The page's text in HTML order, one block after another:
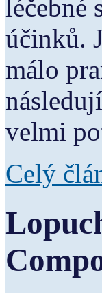
léčebné
účinků.
málo
velmi
Celý